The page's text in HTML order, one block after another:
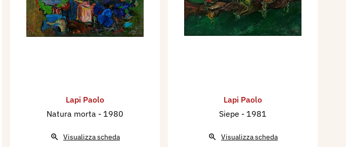
Lapi Paolo
Natura morta - 1980
Visualizza scheda
Lapi Paolo
Siepe - 1981
Visualizza scheda